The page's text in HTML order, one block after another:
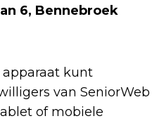
6, Bennebroek
apparaat kunt
van SeniorWeb
of mobiele